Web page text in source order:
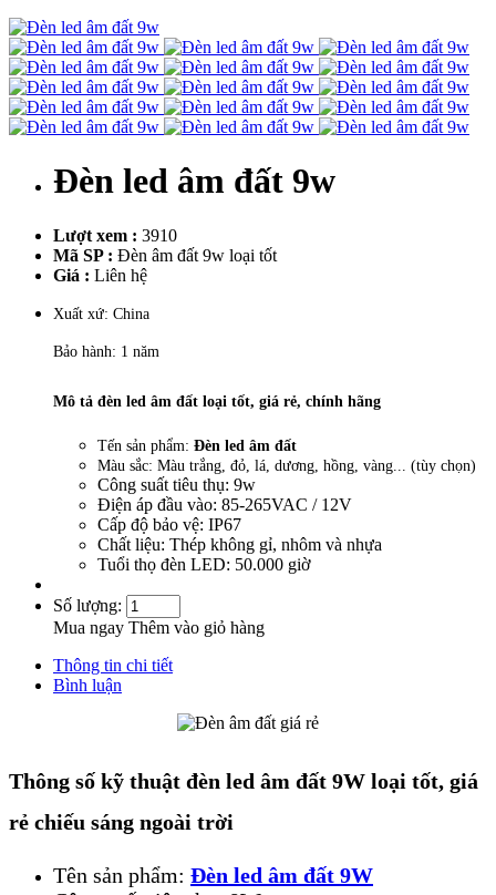
Đèn led âm đất 9w
Lượt xem : 3910
Mã SP : Đèn âm đất 9w loại tốt
Giá : Liên hệ
Xuất xứ: China
Bảo hành: 1 năm
Mô tả đèn led âm đất loại tốt, giá rẻ, chính hãng
Tến sản phẩm: Đèn led âm đất
Màu sắc: Màu trắng, đỏ, lá, dương, hồng, vàng... (tùy chọn)
Công suất tiêu thụ: 9w
Điện áp đầu vào: 85-265VAC / 12V
Cấp độ bảo vệ: IP67
Chất liệu: Thép không gỉ, nhôm và nhựa
Tuổi thọ đèn LED: 50.000 giờ
Số lượng:
Mua ngay Thêm vào giỏ hàng
Thông tin chi tiết
Bình luận
Thông số kỹ thuật đèn led âm đất 9W loại tốt, giá
rẻ chiếu sáng ngoài trời
Tên sản phẩm: Đèn led âm đất 9W